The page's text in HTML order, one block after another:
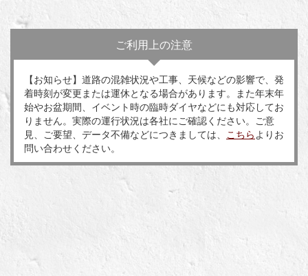
ご利用上の注意
【お知らせ】道路の混雑状況や工事、天候などの影響で、発
着時刻が変更または運休となる場合があります。また年末年
始やお盆期間、イベント時の臨時ダイヤなどにも対応してお
りません。実際の運行状況は各社にご確認ください。ご意
見、ご要望、データ不備などにつきましては、
こちら よりお
問い合わせください。